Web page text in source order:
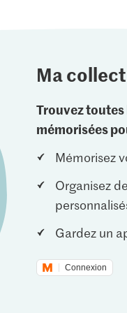
Ma
Trouvez toutes
mémorisées
Mémorisez
Organisez
Gardez un
Connexion